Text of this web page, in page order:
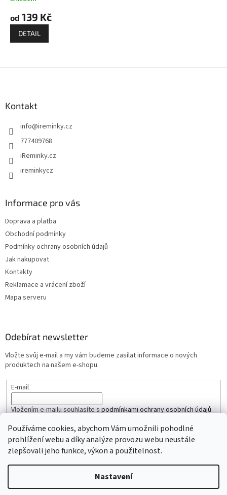
Používáme cookies, abychom Vám umožnili pohodlné
prohlížení webu a díky analýze provozu webu neustále
zlepšovali jeho funkce, výkon a použitelnost.
Nastavení
od 139 Kč
DETAIL
Kontakt
info@ireminky.cz
777409768
iReminky.cz
ireminkycz
Informace pro vás
Doprava a platba
Obchodní podmínky
Podmínky ochrany osobních údajů
Jak nakupovat
Kontakty
Reklamace a vrácení zboží
Mapa serveru
Odebírat newsletter
Vložte svůj e-mail a my vám budeme zasílat informace o nových
produktech na našem e-shopu.
E-mail
Vložením e-mailu souhlasíte spodmínkami ochrany osobních údajů
PŘIHLÁSIT SE
Vytvořil Shoptet